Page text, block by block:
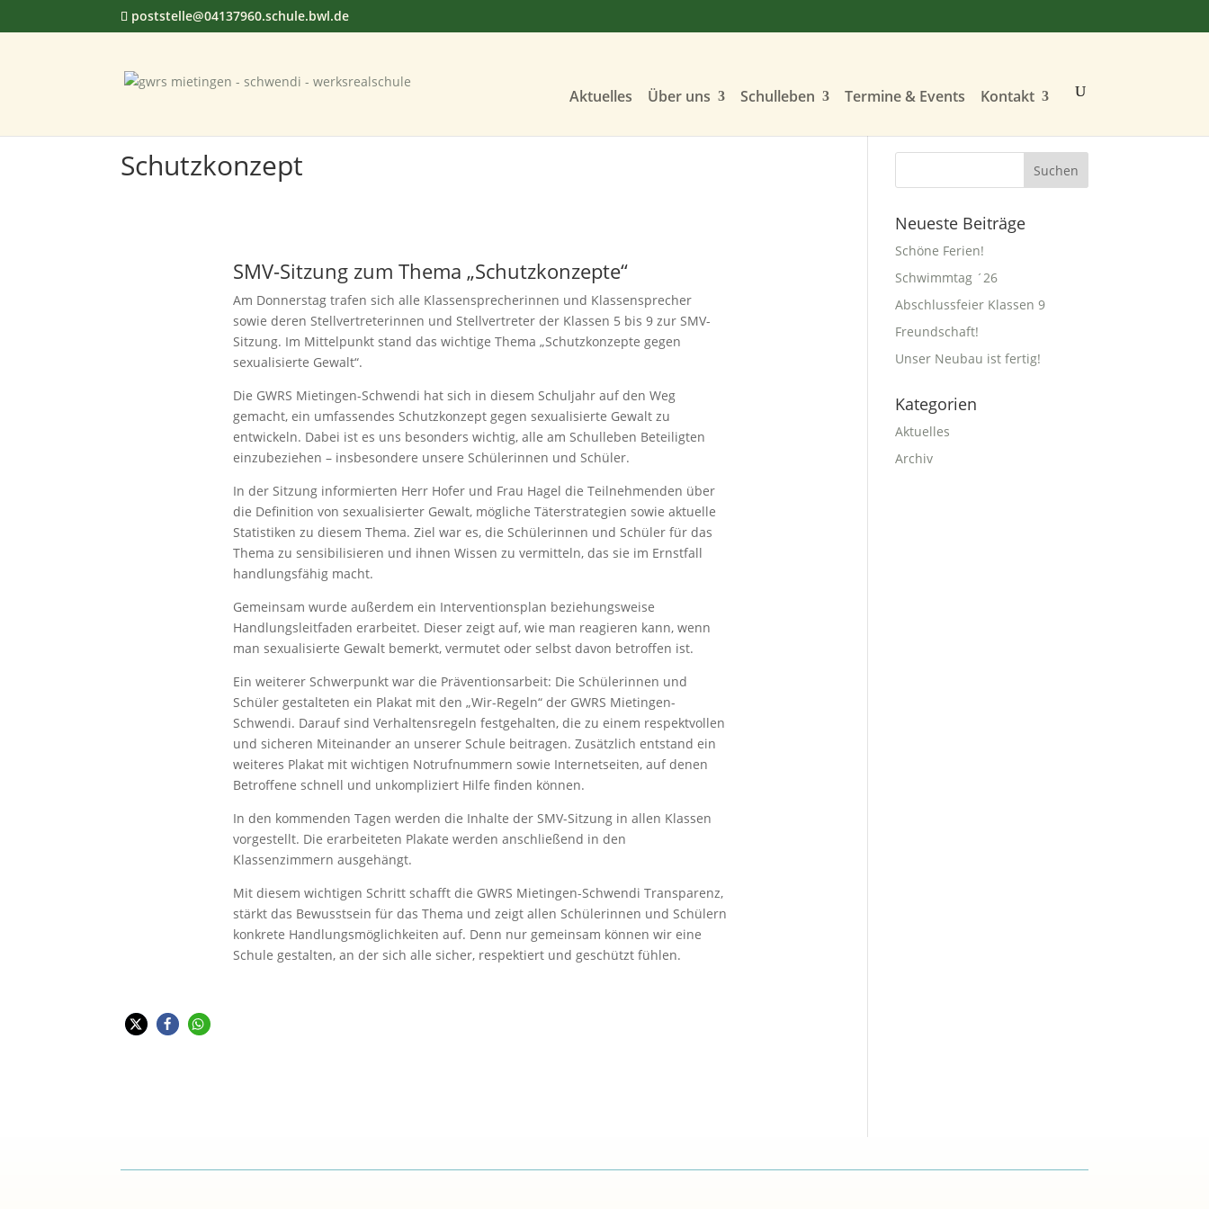
poststelle@04137960.schule.bwl.de
Aktuelles Über uns Schulleben Termine & Events Kontakt
Schutzkonzept
SMV-Sitzung zum Thema „Schutzkonzepte“
Am Donnerstag trafen sich alle Klassensprecherinnen und Klassensprecher
sowie deren Stellvertreterinnen und Stellvertreter der Klassen 5 bis 9 zur SMV-
Sitzung. Im Mittelpunkt stand das wichtige Thema „Schutzkonzepte gegen
sexualisierte Gewalt“.
Die GWRS Mietingen-Schwendi hat sich in diesem Schuljahr auf den Weg
gemacht, ein umfassendes Schutzkonzept gegen sexualisierte Gewalt zu
entwickeln. Dabei ist es uns besonders wichtig, alle am Schulleben Beteiligten
einzubeziehen – insbesondere unsere Schülerinnen und Schüler.
In der Sitzung informierten Herr Hofer und Frau Hagel die Teilnehmenden über
die Definition von sexualisierter Gewalt, mögliche Täterstrategien sowie aktuelle
Statistiken zu diesem Thema. Ziel war es, die Schülerinnen und Schüler für das
Thema zu sensibilisieren und ihnen Wissen zu vermitteln, das sie im Ernstfall
handlungsfähig macht.
Gemeinsam wurde außerdem ein Interventionsplan beziehungsweise
Handlungsleitfaden erarbeitet. Dieser zeigt auf, wie man reagieren kann, wenn
man sexualisierte Gewalt bemerkt, vermutet oder selbst davon betroffen ist.
Ein weiterer Schwerpunkt war die Präventionsarbeit: Die Schülerinnen und
Schüler gestalteten ein Plakat mit den „Wir-Regeln“der GWRS Mietingen-
Schwendi. Darauf sind Verhaltensregeln festgehalten, die zu einem respektvollen
und sicheren Miteinander an unserer Schule beitragen. Zusätzlich entstand ein
weiteres Plakat mit wichtigen Notrufnummern sowie Internetseiten, auf denen
Betroffene schnell und unkompliziert Hilfe finden können.
In den kommenden Tagen werden die Inhalte der SMV-Sitzung in allen Klassen
vorgestellt. Die erarbeiteten Plakate werden anschließend in den
Klassenzimmern ausgehängt.
Mit diesem wichtigen Schritt schafft die GWRS Mietingen-Schwendi Transparenz,
stärkt das Bewusstsein für das Thema und zeigt allen Schülerinnen und Schülern
konkrete Handlungsmöglichkeiten auf. Denn nur gemeinsam können wir eine
Schule gestalten, an der sich alle sicher, respektiert und geschützt fühlen.
Neueste Beiträge
Schöne Ferien!
Schwimmtag ´26
Abschlussfeier Klassen 9
Freundschaft!
Unser Neubau ist fertig!
Kategorien
Aktuelles
Archiv